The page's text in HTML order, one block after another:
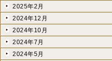
2025年2月
2024年12月
2024年10月
2024年7月
2024年5月